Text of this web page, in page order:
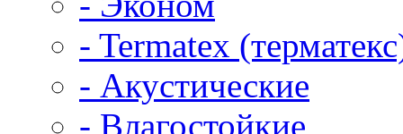
- Termatex
- Акустические
- Влагостойкие